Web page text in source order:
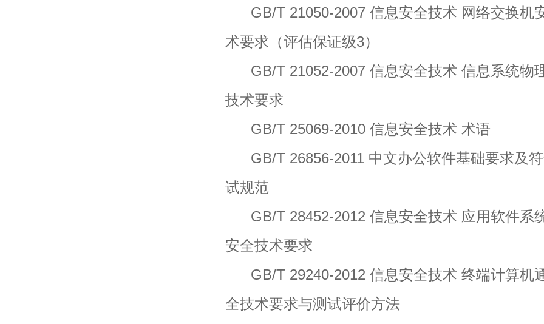
GB/T 21050-2007 信息安全技术 网络交换机
术要求（评估保证级3）
GB/T 21052-2007 信息安全技术 信息系统物
技术要求
GB/T 25069-2010 信息安全技术 术语
GB/T 26856-2011 中文办公软件基础要求及符
试规范
GB/T 28452-2012 信息安全技术 应用软件系
安全技术要求
GB/T 29240-2012 信息安全技术 终端计算机
全技术要求与测试评价方法